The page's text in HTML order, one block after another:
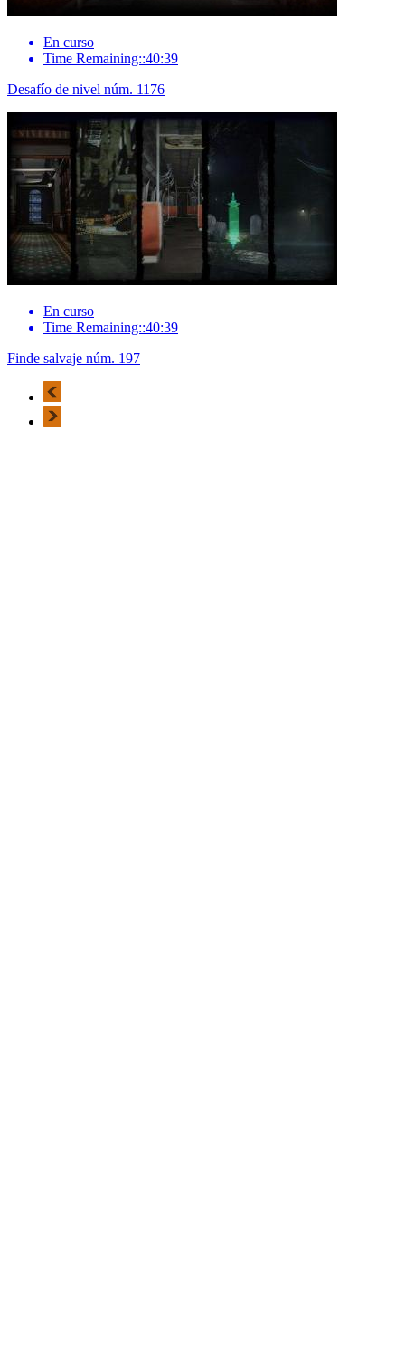
En curso
Time Remaining::40:39
Desafío de nivel núm. 1176
En curso
Time Remaining::40:39
Finde salvaje núm. 197